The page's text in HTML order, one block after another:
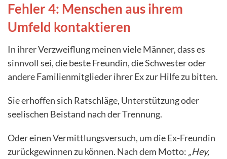
Fehler 4: Menschen aus ihrem
Umfeld kontaktieren
In ihrer Verzweiflung meinen viele Männer, dass es
sinnvoll sei, die beste Freundin, die Schwester oder
andere Familienmitglieder ihrer Ex zur Hilfe zu bitten.
Sie erhoffen sich Ratschläge, Unterstützung oder
seelischen Beistand nach der Trennung.
Oder einen Vermittlungsversuch, um die Ex-Freundin
zurückgewinnen zu können. Nach dem Motto: „Hey,